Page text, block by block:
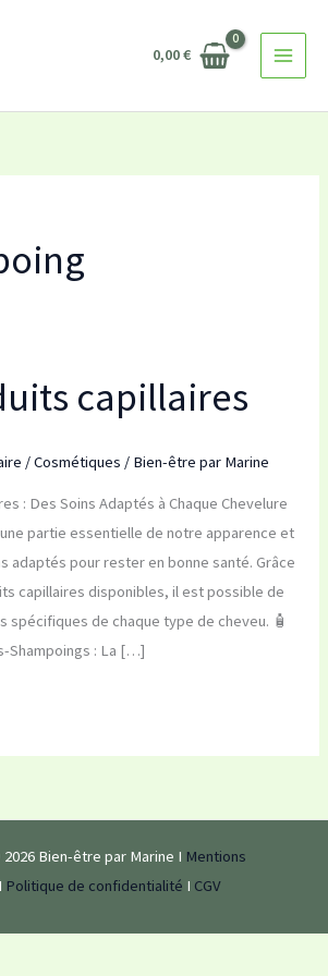
0,00€
capillaires
/Cosmétiques / Bien-être par Marine
: Des Soins Adaptés à Chaque Chevelure
partie essentielle de notre apparence et
adaptés pour rester en bonne santé. Grâce
capillaires disponibles, il est possible de
spécifiques de chaque type de cheveu. 🧴
Shampoings : La […]
Bien-être par Marine I Mentions
I Politique de confidentialité I CGV